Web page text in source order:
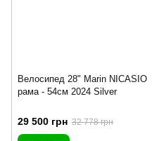
Велосипед 28" Marin NICASIO
рама - 54см 2024 Silver
29 500 грн 32 778 грн